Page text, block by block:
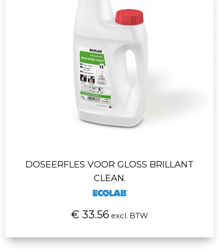
DOSEERFLES VOOR GLOSS BRILLANT
CLEAN.
€ 33.56 excl. BTW